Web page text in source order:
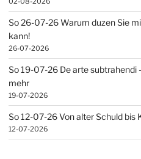
So 26-07-26 Warum duzen Sie
kann!
26-07-2026
So 19-07-26 De arte subtrahendi
mehr
19-07-2026
So 12-07-26 Von alter Schuld bis
12-07-2026